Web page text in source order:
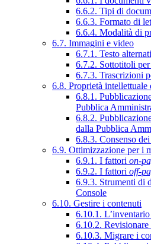
6.6.2. Tipi di
6.6.3. Formato di
6.6.4. Modalità di
6.7. Immagini e video
6.7.1. Testo
6.7.2. Sottotitoli
6.7.3. Trascrizioni
6.8. Proprietà intellettuale
6.8.1.
Pubblica
6.8.2.
dalla Pubblica
6.8.3. Consenso
6.9. Ottimizzazione per i
6.9.1. I fattori on-
6.9.2. I fattori off-
6.9.3. Strumenti di
Console
6.10. Gestire i contenuti
6.10.1.
6.10.2.
6.10.3. Migrare i